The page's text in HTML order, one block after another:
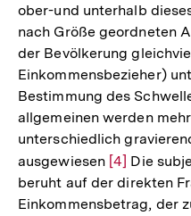
ober-und unterhalb
nach Größe geordneten
der Bevölkerung
Einkommensbezieher)
Bestimmung des
allgemeinen werden
unterschiedlich
ausgewiesen Zur
Auflösung
der
[4] Die
beruht auf der direkten
Einkommensbetrag, der